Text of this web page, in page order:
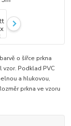
o šířce prkna
vzor. Podklad PVC
a hlukovou,
prkna ve vzoru